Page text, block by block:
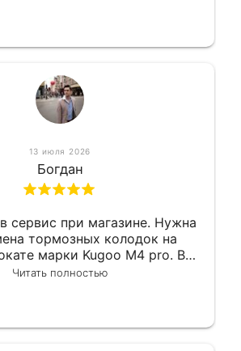
13 июля 2026
Богдан
сервис при магазине. Нужна
тормозных колодок на
марки Kugoo M4 pro. Всё
виде и в максимально
и обратился в этот
Читать полностью